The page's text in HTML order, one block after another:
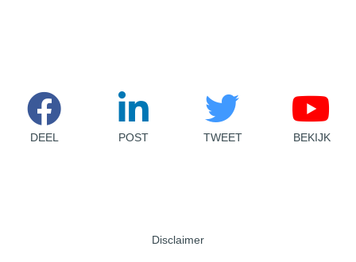
DEEL POST TWEET BEKIJK
Disclaimer